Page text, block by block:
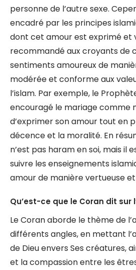
personne de l’autre sexe.
encadré par les principes
dont cet amour est exprimé et
recommandé aux croyants de
sentiments amoureux de
modérée et conforme aux
l’islam. Par exemple, le
encouragé le mariage comme
d’exprimer son amour tout en
décence et la moralité. En
n’est pas haram en soi, mais il
suivre les enseignements
amour de manière vertueuse
Qu’est-ce que le Coran dit sur
Le Coran aborde le thème de
différents angles, en mettant
de Dieu envers Ses créatures,
et la compassion entre les